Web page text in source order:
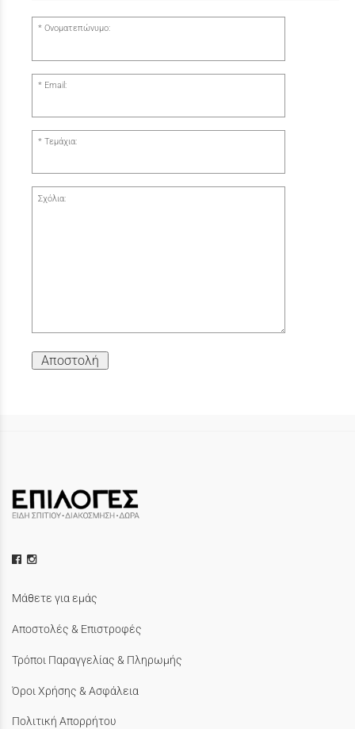
Ονοματεπώνυμο:
Email:
Τεμάχια:
Σχόλια:
Αποστολή
Μάθετε για εμάς
Αποστολές & Επιστροφές
Τρόποι Παραγγελίας & Πληρωμής
Όροι Χρήσης & Ασφάλεια
Πολιτική Απορρήτου